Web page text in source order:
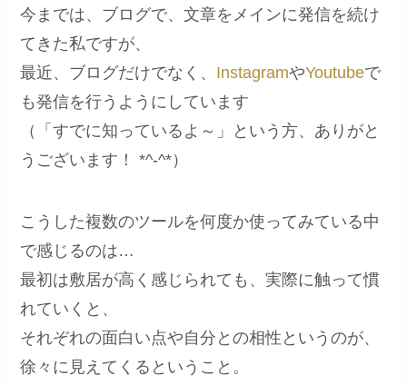
今までは、ブログで、文章をメインに発信を続け
てきた私ですが、
最近、ブログだけでなく、 InstagramやYoutubeで
も発信を行うようにしています
（「すでに知っているよ～」という方、ありがと
うございます！ *^-^*）
こうした複数のツールを何度か使ってみている中
で感じるのは…
最初は敷居が高く感じられても、実際に触って慣
れていくと、
それぞれの面白い点や自分との相性というのが、
徐々に見えてくるということ。